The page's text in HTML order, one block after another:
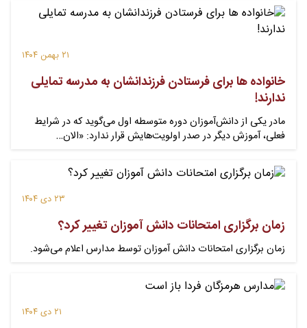
۲۱ بهمن ۱۴۰۴
خانواده ها برای فرستادن فرزندانشان به مدرسه تمایلی
ندارند!
مادر یکی از دانش‌آموزان دوره متوسطه اول می‌گوید که در شرایط
فعلی، آموزش دیگر در صدر اولویت‌هایش قرار ندارد: «الان…
۲۳ دی ۱۴۰۴
زمان برگزاری امتحانات دانش آموزان تغییر کرد؟
زمان برگزاری امتحانات دانش آموزان توسط مدارس اعلام می‌شود.
۲۱ دی ۱۴۰۴